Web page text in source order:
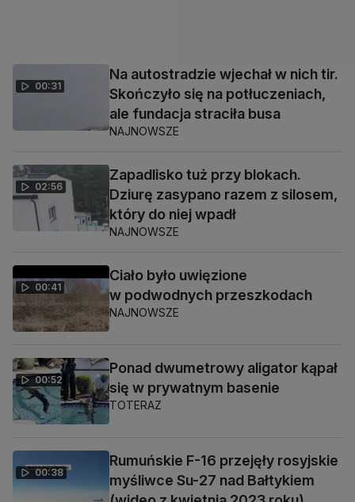
00:31
Na autostradzie wjechał w nich tir.
Skończyło się na potłuczeniach,
ale fundacja straciła busa
NAJNOWSZE
02:56
Zapadlisko tuż przy blokach.
Dziurę zasypano razem z silosem,
który do niej wpadł
NAJNOWSZE
00:41
Ciało było uwięzione
w podwodnych przeszkodach
NAJNOWSZE
00:52
Ponad dwumetrowy aligator kąpał
się w prywatnym basenie
TOTERAZ
00:38
Rumuńskie F-16 przejęły rosyjskie
myśliwce Su-27 nad Bałtykiem